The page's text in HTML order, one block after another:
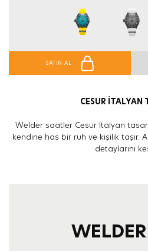
SATIN AL
CESUR İTALYAN
Welder saatler Cesur İtalyan
kendine has bir ruh ve kişilik taşır.
detaylarını